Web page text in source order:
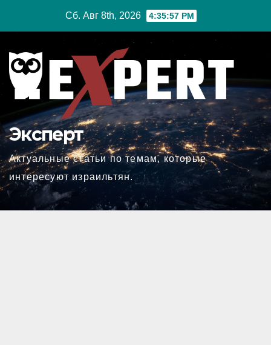
Сб. Авг 8th, 2026 4:35:58 PM
Эксперт
Актуальные статьи по темам, которые
интересуют израильтян.